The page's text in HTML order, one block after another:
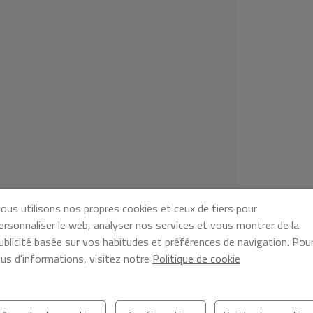
utilisons nos propres cookies et ceux de tiers pour
le web, analyser nos services et vous montrer de la
basée sur vos habitudes et préférences de navigation.
d'informations, visitez notre Politique de cookie